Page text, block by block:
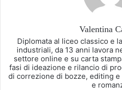
Valentina
Diplomata al liceo classico e
industriali, da 13 anni lavora
settore online e su carta
fasi di ideazione e rilancio di
di correzione di bozze, editing
e